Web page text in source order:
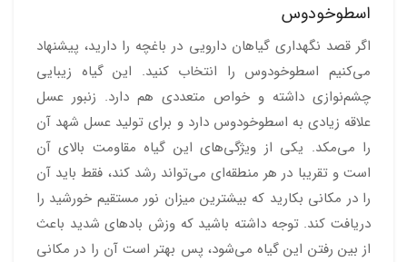
اسطوخودوس
اگر قصد نگهداری گیاهان دارویی در باغچه را دارید، پیشنهاد
می‌کنیم اسطوخودوس را انتخاب کنید. این گیاه زیبایی
چشم‌نوازی داشته و خواص متعددی هم دارد. زنبور عسل
علاقه زیادی به اسطوخودوس دارد و برای تولید عسل شهد آن
را می‌مکد. یکی از ویژگی‌های این گیاه مقاومت بالای آن
است و تقریبا در هر منطقه‌ای می‌تواند رشد کند، فقط باید آن
را در مکانی بکارید که بیشترین میزان نور مستقیم خورشید را
دریافت کند. توجه داشته باشید که وزش بادهای شدید باعث
از بین رفتن این گیاه می‌شود، پس بهتر است آن را در مکانی